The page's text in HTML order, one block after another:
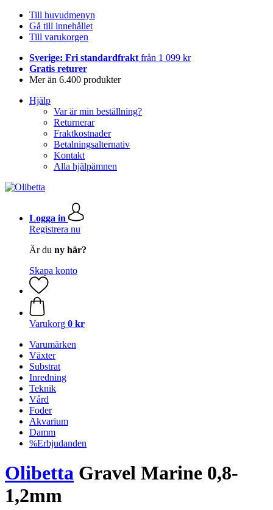
Till huvudmenyn
Gå till innehållet
Till varukorgen
Sverige: Fri standardfrakt från 1 099 kr
Gratis returer
Mer än 6.400 produkter
Hjälp
Var är min beställning?
Returnerar
Fraktkostnader
Betalningsalternativ
Kontakt
Alla hjälpämnen
Logga in
Registrera nu
Är du ny här?
Skapa konto
Varukorg 0 kr
Varumärken
Växter
Substrat
Inredning
Teknik
Vård
Foder
Akvarium
Damm
%Erbjudanden
Olibetta Gravel Marine 0,8-
1,2mm